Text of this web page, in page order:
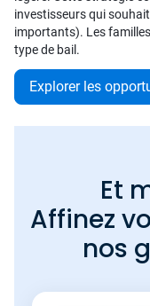
investisseurs qui
importants). Les
type de bail.
Explorer les
Et
Affinez
nos